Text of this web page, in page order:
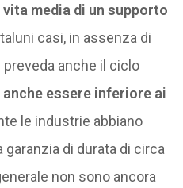
vita media di un supporto
casi, in assenza di
anche il ciclo
essere inferiore ai
le industrie abbiano
di durata di circa
non sono ancora